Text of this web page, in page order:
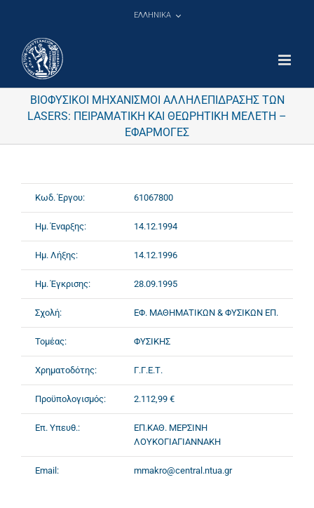
ΕΛΛΗΝΙΚΑ
ΒΙΟΦΥΣΙΚΟΙ ΜΗΧΑΝΙΣΜΟΙ ΑΛΛΗΛΕΠΙΔΡΑΣΗΣ ΤΩΝ
LASERS: ΠΕΙΡΑΜΑΤΙΚΗ ΚΑΙ ΘΕΩΡΗΤΙΚΗ ΜΕΛΕΤΗ –
ΕΦΑΡΜΟΓΕΣ
Κωδ. Έργου: 61067800
Ημ. Έναρξης: 14.12.1994
Ημ. Λήξης: 14.12.1996
Ημ. Έγκρισης: 28.09.1995
Σχολή: ΕΦ. ΜΑΘΗΜΑΤΙΚΩΝ & ΦΥΣΙΚΩΝ ΕΠ.
Τομέας: ΦΥΣΙΚΗΣ
Χρηματοδότης: Γ.Γ.Ε.Τ.
Προϋπολογισμός: 2.112,99 €
Επ. Υπευθ.:
ΕΠ.ΚΑΘ. ΜΕΡΣΙΝΗ
ΛΟΥΚΟΓΙΑΓΙΑΝΝΑΚΗ
Email: mmakro@central.ntua.gr